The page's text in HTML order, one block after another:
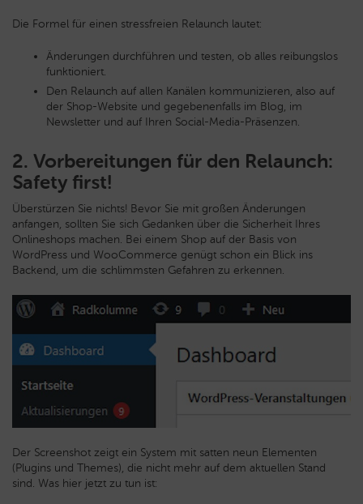
Die Formel für einen stressfreien Relaunch lautet:
Änderungen durchführen und testen, ob alles reibungslos
funktioniert.
Den Relaunch auf allen Kanälen kommunizieren, also auf
der Shop-Website und gegebenenfalls im Blog, im
Newsletter und auf Ihren Social-Media-Präsenzen.
2. Vorbereitungen für den Relaunch:
Safety first!
Überstürzen Sie nichts! Bevor Sie mit großen Änderungen
anfangen, sollten Sie sich Gedanken über die Sicherheit Ihres
Onlineshops machen. Bei einem Shop auf der Basis von
WordPress und WooCommerce genügt schon ein Blick ins
Backend, um die schlimmsten Gefahren zu erkennen.
Der Screenshot zeigt ein System mit satten neun Elementen
(Plugins und Themes), die nicht mehr auf dem aktuellen Stand
sind. Was hier jetzt zu tun ist: